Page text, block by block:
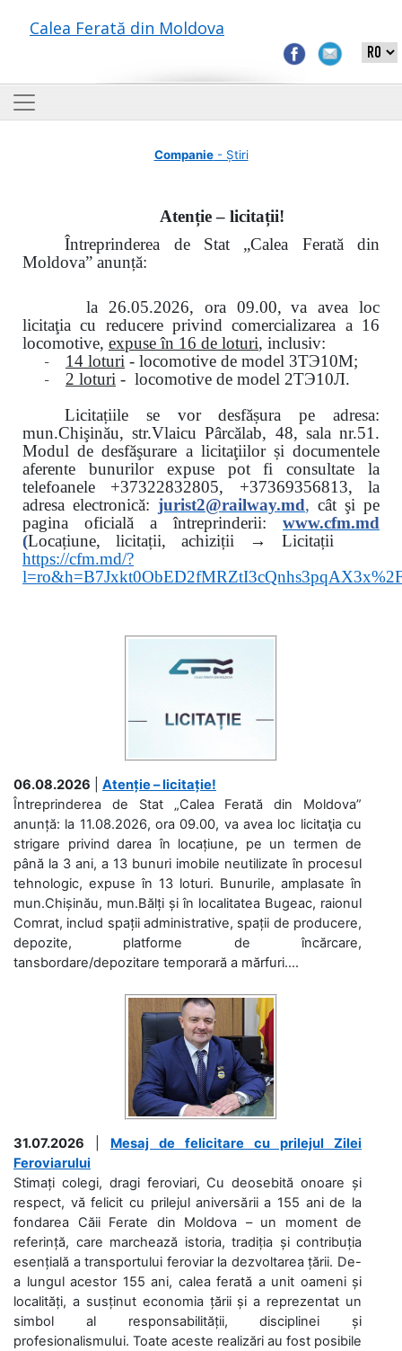
Calea Ferată din Moldova
Companie- Știri
Atenție – licitații!
Întreprinderea de Stat „Calea Ferată din
Moldova” anunță:
la 26.05.2026, ora 09.00, va avea loc
licitaţia cu reducere privind comercializarea a 16
locomotive, expuse în 16 de loturi, inclusiv:
- 14 loturi - locomotive de model 3ТЭ10М;
- 2 loturi - locomotive de model 2ТЭ10Л.
Licitațiile se vor desfășura pe adresa:
mun.Chişinău, str.Vlaicu Pârcălab, 48, sala nr.51.
Modul de desfăşurare a licitaţiilor și documentele
aferente bunurilor expuse pot fi consultate la
telefoanele +37322832805, +37369356813, la
adresa electronică: jurist2@railway.md, cât şi pe
pagina oficială a întreprinderii:
www.cfm.md
(Locațiune, licitații, achiziții → Licitații
https://cfm.md/?
06.08.2026
Atenție – licitație!
Întreprinderea de Stat „Calea Ferată din Moldova”
anunță: la 11.08.2026, ora 09.00, va avea loc licitaţia cu
strigare privind darea în locațiune, pe un termen de
până la 3 ani, a 13 bunuri imobile neutilizate în procesul
tehnologic, expuse în 13 loturi. Bunurile, amplasate în
mun.Chișinău, mun.Bălți și în localitatea Bugeac, raionul
Comrat, includ spații administrative, spații de producere,
depozite, platforme de încărcare,
tansbordare/depozitare temporară a mărfuri....
31.07.2026
Mesaj de felicitare cu prilejul Zilei
Feroviarului
Stimați colegi, dragi feroviari, Cu deosebită onoare și
respect, vă felicit cu prilejul aniversării a 155 ani de la
fondarea Căii Ferate din Moldova – un moment de
referință, care marchează istoria, tradiția și contribuția
esențială a transportului feroviar la dezvoltarea țării. De-
a lungul acestor 155 ani, calea ferată a unit oameni și
localități, a susținut economia țării și a reprezentat un
simbol al responsabilității, disciplinei și
profesionalismului. Toate aceste realizări au fost posibile